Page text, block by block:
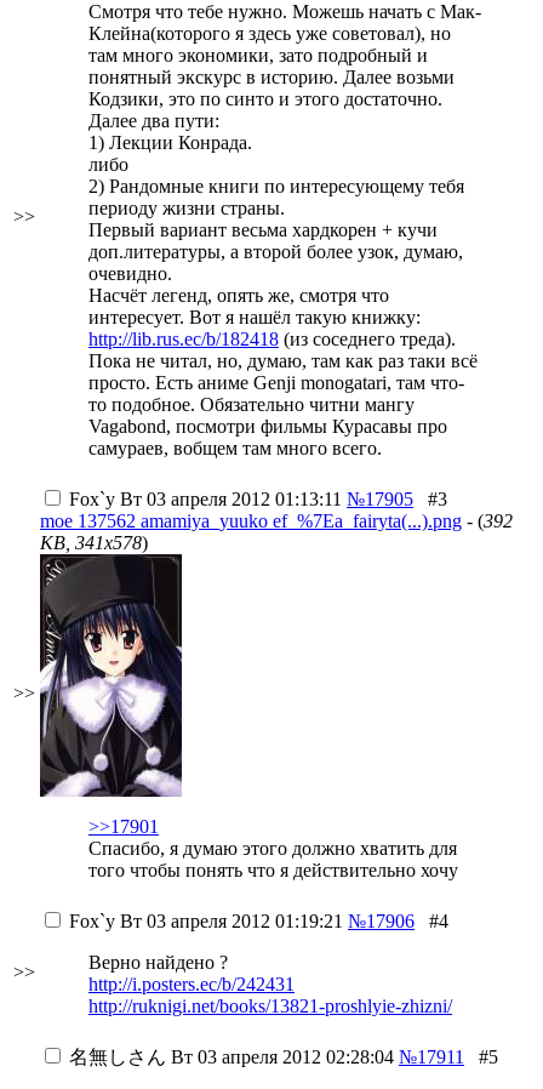
>>
Смотря что тебе нужно. Можешь начать с Мак-
Клейна(которого я здесь уже советовал), но
там много экономики, зато подробный и
понятный экскурс в историю. Далее возьми
Кодзики, это по синто и этого достаточно.
Далее два пути:
1) Лекции Конрада.
либо
2) Рандомные книги по интересующему тебя
периоду жизни страны.
Первый вариант весьма хардкорен + кучи
доп.литературы, а второй более узок, думаю,
очевидно.
Насчёт легенд, опять же, смотря что
интересует. Вот я нашёл такую книжку:
http://lib.rus.ec/b/182418 (из соседнего треда).
Пока не читал, но, думаю, там как раз таки всё
просто. Есть аниме Genji monogatari, там что-
то подобное. Обязательно читни мангу
Vagabond, посмотри фильмы Курасавы про
самураев, вобщем там много всего.
>>
Fox`у Вт 03 апреля 2012 01:13:11 №17905
#3
moe 137562 amamiya_yuuko ef_%7Ea_fairyta(...).png - (392
KB, 341x578)
>>17901
Спасибо, я думаю этого должно хватить для
того чтобы понять что я действительно хочу
>>
Fox`у Вт 03 апреля 2012 01:19:21 №17906
#4
Верно найдено ?
http://i.posters.ec/b/242431
http://ruknigi.net/books/13821-proshlyie-zhizni/
名無しさん Вт 03 апреля 2012 02:28:04 №17911 #5